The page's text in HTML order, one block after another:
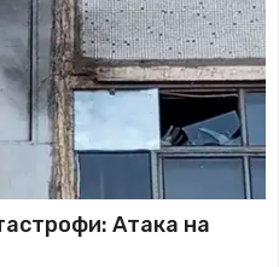
Атака на